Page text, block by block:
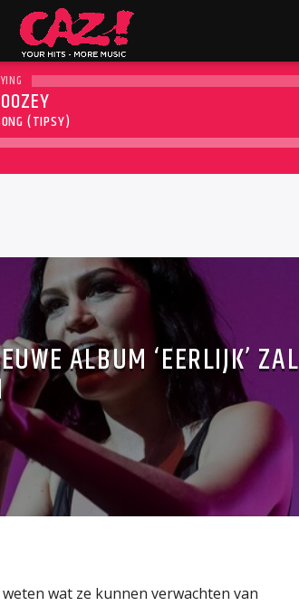
(TIPSY)
ALBUM ‘EERLIJK’ ZAL
wat ze kunnen verwachten van